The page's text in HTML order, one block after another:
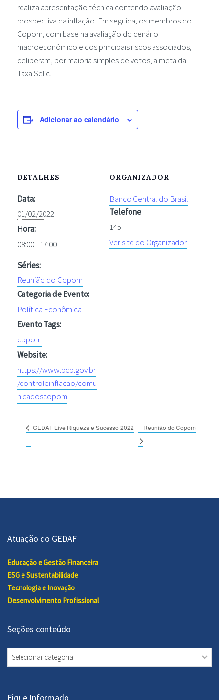
realiza apresentação técnica contendo avaliação
prospectiva da inflação. Em seguida, os membros do
Copom, com base na avaliação do cenário
macroeconômico e dos principais riscos associados,
deliberam, por maioria simples de votos, a meta da
Taxa Selic.
Adicionar ao calendário
DETALHES
Data:
01/02/2022
Hora:
08:00 - 17:00
Séries:
Reunião do Copom
Categoria de Evento:
Política Econômica
Evento Tags:
copom
Website:
https://www.bcb.gov.br
/controleinflacao/comu
nicadoscopom
ORGANIZADOR
Banco Central do Brasil
Telefone
145
Ver site do Organizador
GEDAF Live Riqueza e Sucesso 2022 Reunião do Copom
Atuação do GEDAF
Educação e Gestão Financeira
ESG e Sustentabilidade
Tecnologia e Inovação
Desenvolvimento Profissional
Seções conteúdo
Seções
conteúdo
Fique Informado